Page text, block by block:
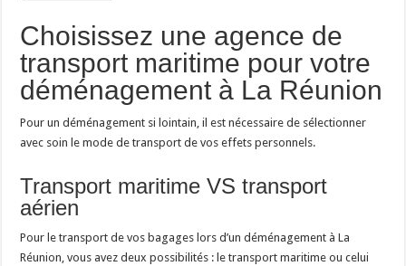
Choisissez une agence de
transport maritime pour votre
déménagement à La Réunion
Pour un déménagement si lointain, il est nécessaire de sélectionner
avec soin le mode de transport de vos effets personnels.
Transport maritime VS transport
aérien
Pour le transport de vos bagages lors d’un déménagement à La
Réunion, vous avez deux possibilités : le transport maritime ou celui